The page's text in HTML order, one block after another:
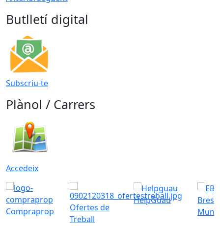
Butlletí digital
Subscriu-te
Plànol / Carrers
Accedeix
Compraprop
Ofertes de
Treball
HelpGuau